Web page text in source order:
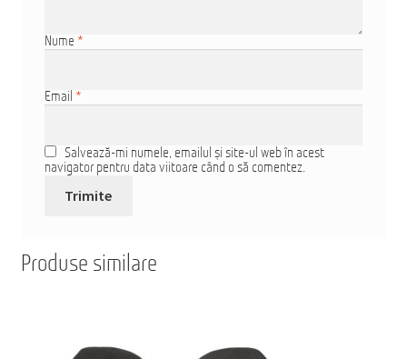
Nume *
Email *
Salvează-mi numele, emailul și site-ul web în acest
navigator pentru data viitoare când o să comentez.
Produse similare